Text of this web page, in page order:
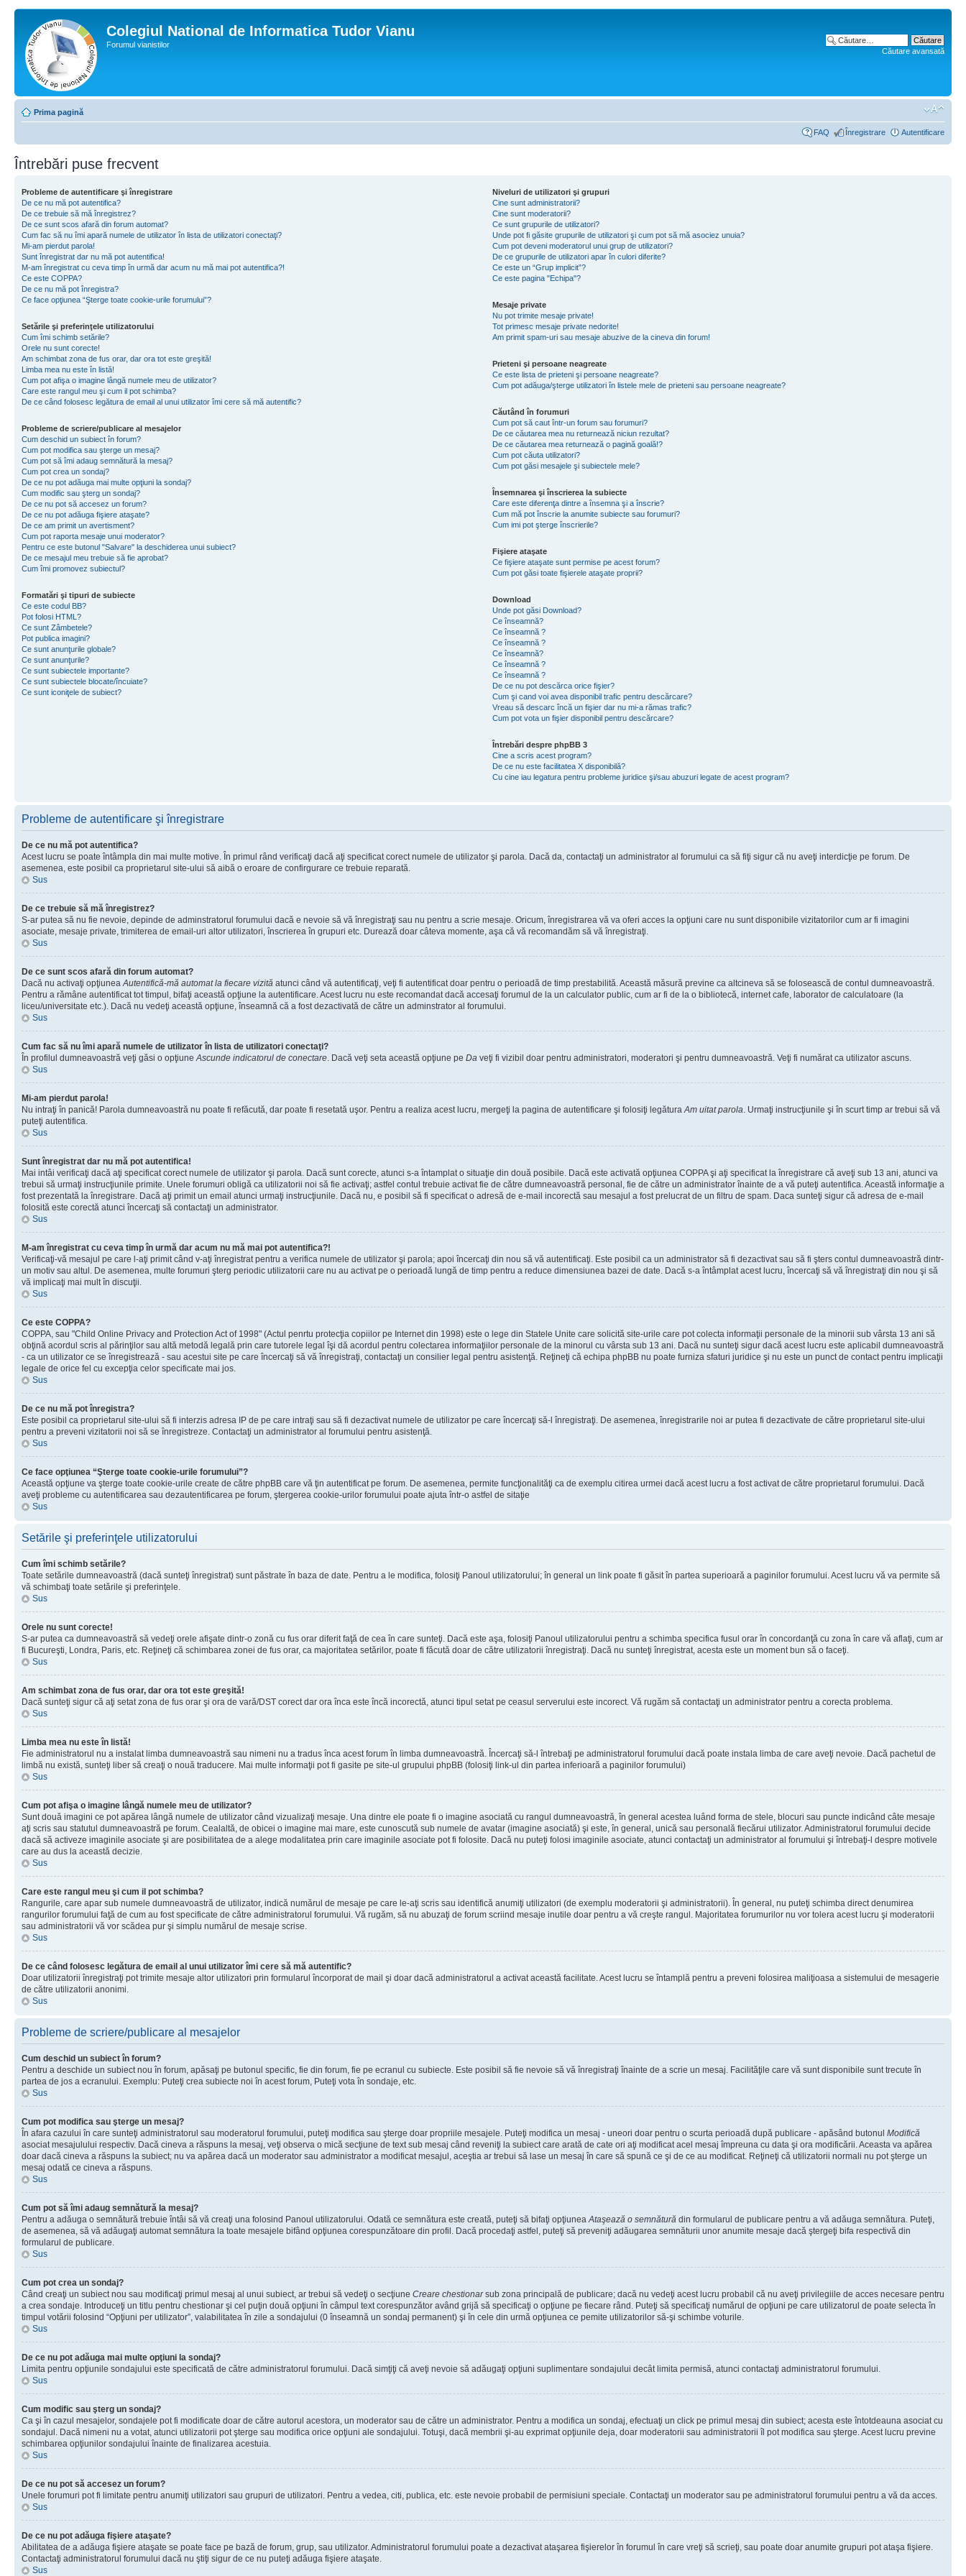
Colegiul National de Informatica Tudor Vianu
Forumul vianistilor
Căutare avansată
Prima pagină
FAQ Înregistrare Autentificare
Întrebări puse frecvent
Probleme de autentificare şi înregistrare
De ce nu mă pot autentifica?
De ce trebuie să mă înregistrez?
De ce sunt scos afară din forum automat?
Cum fac să nu îmi apară numele de utilizator în lista de utilizatori conectaţi?
Mi-am pierdut parola!
Sunt înregistrat dar nu mă pot autentifica!
M-am înregistrat cu ceva timp în urmă dar acum nu mă mai pot autentifica?!
Ce este COPPA?
De ce nu mă pot înregistra?
Ce face opţiunea “Şterge toate cookie-urile forumului”?
Setările şi preferinţele utilizatorului
Cum îmi schimb setările?
Orele nu sunt corecte!
Am schimbat zona de fus orar, dar ora tot este greşită!
Limba mea nu este în listă!
Cum pot afişa o imagine lângă numele meu de utilizator?
Care este rangul meu şi cum il pot schimba?
De ce când folosesc legătura de email al unui utilizator îmi cere să mă autentific?
Probleme de scriere/publicare al mesajelor
Cum deschid un subiect în forum?
Cum pot modifica sau şterge un mesaj?
Cum pot să îmi adaug semnătură la mesaj?
Cum pot crea un sondaj?
De ce nu pot adăuga mai multe opţiuni la sondaj?
Cum modific sau şterg un sondaj?
De ce nu pot să accesez un forum?
De ce nu pot adăuga fişiere ataşate?
De ce am primit un avertisment?
Cum pot raporta mesaje unui moderator?
Pentru ce este butonul "Salvare" la deschiderea unui subiect?
De ce mesajul meu trebuie să fie aprobat?
Cum îmi promovez subiectul?
Formatări şi tipuri de subiecte
Ce este codul BB?
Pot folosi HTML?
Ce sunt Zâmbetele?
Pot publica imagini?
Ce sunt anunţurile globale?
Ce sunt anunţurile?
Ce sunt subiectele importante?
Ce sunt subiectele blocate/încuiate?
Ce sunt iconiţele de subiect?
Niveluri de utilizatori şi grupuri
Cine sunt administratorii?
Cine sunt moderatorii?
Ce sunt grupurile de utilizatori?
Unde pot fi găsite grupurile de utilizatori şi cum pot să mă asociez unuia?
Cum pot deveni moderatorul unui grup de utilizatori?
De ce grupurile de utilizatori apar în culori diferite?
Ce este un “Grup implicit”?
Ce este pagina "Echipa"?
Mesaje private
Nu pot trimite mesaje private!
Tot primesc mesaje private nedorite!
Am primit spam-uri sau mesaje abuzive de la cineva din forum!
Prieteni şi persoane neagreate
Ce este lista de prieteni şi persoane neagreate?
Cum pot adăuga/şterge utilizatori în listele mele de prieteni sau persoane neagreate?
Căutând în forumuri
Cum pot să caut într-un forum sau forumuri?
De ce căutarea mea nu returnează niciun rezultat?
De ce căutarea mea returnează o pagină goală!?
Cum pot căuta utilizatori?
Cum pot găsi mesajele şi subiectele mele?
Însemnarea şi înscrierea la subiecte
Care este diferenţa dintre a însemna şi a înscrie?
Cum mă pot înscrie la anumite subiecte sau forumuri?
Cum imi pot şterge înscrierile?
Fişiere ataşate
Ce fişiere ataşate sunt permise pe acest forum?
Cum pot găsi toate fişierele ataşate proprii?
Download
Unde pot găsi Download?
Ce înseamnă?
Ce înseamnă ?
Ce înseamnă ?
Ce înseamnă?
Ce înseamnă ?
Ce înseamnă ?
De ce nu pot descărca orice fişier?
Cum şi cand voi avea disponibil trafic pentru descărcare?
Vreau să descarc încă un fişier dar nu mi-a rămas trafic?
Cum pot vota un fişier disponibil pentru descărcare?
Întrebări despre phpBB 3
Cine a scris acest program?
De ce nu este facilitatea X disponibilă?
Cu cine iau legatura pentru probleme juridice şi/sau abuzuri legate de acest program?
Probleme de autentificare şi înregistrare
De ce nu mă pot autentifica?
Acest lucru se poate întâmpla din mai multe motive. În primul rând verificaţi dacă aţi specificat corect numele de utilizator şi parola. Dacă da, contactaţi un administrator al forumului ca să fiţi sigur că nu aveţi interdicţie pe forum. De
asemenea, este posibil ca proprietarul site-ului să aibă o eroare de confirgurare ce trebuie reparată.
Sus
De ce trebuie să mă înregistrez?
S-ar putea să nu fie nevoie, depinde de adminstratorul forumului dacă e nevoie să vă înregistraţi sau nu pentru a scrie mesaje. Oricum, înregistrarea vă va oferi acces la opţiuni care nu sunt disponibile vizitatorilor cum ar fi imagini
asociate, mesaje private, trimiterea de email-uri altor utilizatori, înscrierea în grupuri etc. Durează doar câteva momente, aşa că vă recomandăm să vă înregistraţi.
Sus
De ce sunt scos afară din forum automat?
Dacă nu activaţi opţiuneaAutentifică-mă automat la fiecare vizită atunci când vă autentificaţi, veţi fi autentificat doar pentru o perioadă de timp prestabilită. Această măsură previne ca altcineva să se folosească de contul dumneavoastră.
Pentru a rămâne autentificat tot timpul, bifaţi această opţiune la autentificare. Acest lucru nu este recomandat dacă accesaţi forumul de la un calculator public, cum ar fi de la o bibliotecă, internet cafe, laborator de calculatoare (la
liceu/universitate etc.). Dacă nu vedeţi această opţiune, înseamnă că a fost dezactivată de către un adminstrator al forumului.
Sus
Cum fac să nu îmi apară numele de utilizator în lista de utilizatori conectaţi?
În profilul dumneavoastră veţi găsi o opţiuneAscunde indicatorul de conectare. Dacă veţi seta această opţiune pe Da veţi fi vizibil doar pentru administratori, moderatori şi pentru dumneavoastră. Veţi fi numărat ca utilizator ascuns.
Sus
Mi-am pierdut parola!
Nu intraţi în panică! Parola dumneavoastră nu poate fi refăcută, dar poate fi resetată uşor. Pentru a realiza acest lucru, mergeţi la pagina de autentificare şi folosiţi legăturaAm uitat parola. Urmaţi instrucţiunile şi în scurt timp ar trebui să vă
puteţi autentifica.
Sus
Sunt înregistrat dar nu mă pot autentifica!
Mai intâi verificaţi dacă aţi specificat corect numele de utilizator şi parola. Dacă sunt corecte, atunci s-a întamplat o situaţie din două posibile. Dacă este activată opţiunea COPPA şi aţi specificat la înregistrare că aveţi sub 13 ani, atunci va
trebui să urmaţi instrucţiunile primite. Unele forumuri obligă ca utilizatorii noi să fie activaţi; astfel contul trebuie activat fie de către dumneavoastră personal, fie de către un administrator înainte de a vă puteţi autentifica. Această informaţie a
fost prezentată la înregistrare. Dacă aţi primit un email atunci urmaţi instrucţiunile. Dacă nu, e posibil să fi specificat o adresă de e-mail incorectă sau mesajul a fost prelucrat de un filtru de spam. Daca sunteţi sigur că adresa de e-mail
folosită este corectă atunci încercaţi să contactaţi un administrator.
Sus
M-am înregistrat cu ceva timp în urmă dar acum nu mă mai pot autentifica?!
Verificaţi-vă mesajul pe care l-aţi primit când v-aţi înregistrat pentru a verifica numele de utilizator şi parola; apoi încercaţi din nou să vă autentificaţi. Este posibil ca un administrator să fi dezactivat sau să fi şters contul dumneavoastră dintr-
un motiv sau altul. De asemenea, multe forumuri şterg periodic utilizatorii care nu au activat pe o perioadă lungă de timp pentru a reduce dimensiunea bazei de date. Dacă s-a întâmplat acest lucru, încercaţi să vă înregistraţi din nou şi să
vă implicaţi mai mult în discuţii.
Sus
Ce este COPPA?
COPPA, sau "Child Online Privacy and Protection Act of 1998" (Actul penrtu protecţia copiilor pe Internet din 1998) este o lege din Statele Unite care solicită site-urile care pot colecta informaţii personale de la minorii sub vârsta 13 ani să
obţină acordul scris al părinţilor sau altă metodă legală prin care tutorele legal îşi dă acordul pentru colectarea informaţiilor personale de la minorul cu vârsta sub 13 ani. Dacă nu sunteţi sigur dacă acest lucru este aplicabil dumneavoastră
- ca un utilizator ce se înregistrează - sau acestui site pe care încercaţi să vă înregistraţi, contactaţi un consilier legal pentru asistenţă. Reţineţi că echipa phpBB nu poate furniza sfaturi juridice şi nu este un punct de contact pentru implicaţii
legale de orice fel cu excepţia celor specificate mai jos.
Sus
De ce nu mă pot înregistra?
Este posibil ca proprietarul site-ului să fi interzis adresa IP de pe care intraţi sau să fi dezactivat numele de utilizator pe care încercaţi să-l înregistraţi. De asemenea, înregistrarile noi ar putea fi dezactivate de către proprietarul site-ului
pentru a preveni vizitatorii noi să se înregistreze. Contactaţi un administrator al forumului pentru asistenţă.
Sus
Ce face opţiunea “Şterge toate cookie-urile forumului”?
Această opţiune va şterge toate cookie-urile create de către phpBB care vă ţin autentificat pe forum. De asemenea, permite funcţionalităţi ca de exemplu citirea urmei dacă acest lucru a fost activat de către proprietarul forumului. Dacă
aveţi probleme cu autentificarea sau dezautentificarea pe forum, ştergerea cookie-urilor forumului poate ajuta într-o astfel de sitaţie
Sus
Setările şi preferinţele utilizatorului
Cum îmi schimb setările?
Toate setările dumneavoastră (dacă sunteţi înregistrat) sunt păstrate în baza de date. Pentru a le modifica, folosiţi Panoul utilizatorului; în general un link poate fi găsit în partea superioară a paginilor forumului. Acest lucru vă va permite să
vă schimbaţi toate setările şi preferinţele.
Sus
Orele nu sunt corecte!
S-ar putea ca dumneavoastră să vedeţi orele afişate dintr-o zonă cu fus orar diferit faţă de cea în care sunteţi. Dacă este aşa, folosiţi Panoul utilizatorului pentru a schimba specifica fusul orar în concordanţă cu zona în care vă aflaţi, cum ar
fi Bucureşti, Londra, Paris, etc. Reţineţi că schimbarea zonei de fus orar, ca majoritatea setărilor, poate fi făcută doar de către utilizatorii înregistraţi. Dacă nu sunteţi înregistrat, acesta este un moment bun să o faceţi.
Sus
Am schimbat zona de fus orar, dar ora tot este greşită!
Dacă sunteţi sigur că aţi setat zona de fus orar şi ora de vară/DST corect dar ora înca este încă incorectă, atunci tipul setat pe ceasul serverului este incorect. Vă rugăm să contactaţi un administrator pentru a corecta problema.
Sus
Limba mea nu este în listă!
Fie administratorul nu a instalat limba dumneavoastră sau nimeni nu a tradus înca acest forum în limba dumneavoastră. Încercaţi să-l întrebaţi pe administratorul forumului dacă poate instala limba de care aveţi nevoie. Dacă pachetul de
limbă nu există, sunteţi liber să creaţi o nouă traducere. Mai multe informaţii pot fi gasite pe site-ul grupului phpBB (folosiţi link-ul din partea inferioară a paginilor forumului)
Sus
Cum pot afişa o imagine lângă numele meu de utilizator?
Sunt două imagini ce pot apărea lângă numele de utilizator când vizualizaţi mesaje. Una dintre ele poate fi o imagine asociată cu rangul dumneavoastră, în general acestea luând forma de stele, blocuri sau puncte indicând câte mesaje
aţi scris sau statutul dumneavoastră pe forum. Cealaltă, de obicei o imagine mai mare, este cunoscută sub numele de avatar (imagine asociată) şi este, în general, unică sau personală fiecărui utilizator. Administratorul forumului decide
dacă să activeze imaginile asociate şi are posibilitatea de a alege modalitatea prin care imaginile asociate pot fi folosite. Dacă nu puteţi folosi imaginile asociate, atunci contactaţi un administrator al forumului şi întrebaţi-l despre motivele
care au dus la această decizie.
Sus
Care este rangul meu şi cum il pot schimba?
Rangurile, care apar sub numele dumneavoastră de utilizator, indică numărul de mesaje pe care le-aţi scris sau identifică anumiţi utilizatori (de exemplu moderatorii şi administratorii). În general, nu puteţi schimba direct denumirea
rangurilor forumului faţă de cum au fost specificate de către administratorul forumului. Vă rugăm, să nu abuzaţi de forum scriind mesaje inutile doar pentru a vă creşte rangul. Majoritatea forumurilor nu vor tolera acest lucru şi moderatorii
sau administratorii vă vor scădea pur şi simplu numărul de mesaje scrise.
Sus
De ce când folosesc legătura de email al unui utilizator îmi cere să mă autentific?
Doar utilizatorii înregistraţi pot trimite mesaje altor utilizatori prin formularul încorporat de mail şi doar dacă administratorul a activat această facilitate. Acest lucru se întamplă pentru a preveni folosirea maliţioasa a sistemului de mesagerie
de către utilizatorii anonimi.
Sus
Probleme de scriere/publicare al mesajelor
Cum deschid un subiect în forum?
Pentru a deschide un subiect nou în forum, apăsaţi pe butonul specific, fie din forum, fie pe ecranul cu subiecte. Este posibil să fie nevoie să vă înregistraţi înainte de a scrie un mesaj. Facilităţile care vă sunt disponibile sunt trecute în
partea de jos a ecranului. Exemplu: Puteţi crea subiecte noi în acest forum, Puteţi vota în sondaje, etc.
Sus
Cum pot modifica sau şterge un mesaj?
În afara cazului în care sunteţi administratorul sau moderatorul forumului, puteţi modifica sau şterge doar propriile mesajele. Puteţi modifica un mesaj - uneori doar pentru o scurta perioadă după publicare - apăsând butonul Modifică
asociat mesajulului respectiv. Dacă cineva a răspuns la mesaj, veţi observa o mică secţiune de text sub mesaj când reveniţi la subiect care arată de cate ori aţi modificat acel mesaj împreuna cu data şi ora modificării. Aceasta va apărea
doar dacă cineva a răspuns la subiect; nu va apărea dacă un moderator sau administrator a modificat mesajul, aceştia ar trebui să lase un mesaj în care să spună ce şi de ce au modificat. Reţineţi că utilizatorii normali nu pot şterge un
mesaj odată ce cineva a răspuns.
Sus
Cum pot să îmi adaug semnătură la mesaj?
Pentru a adăuga o semnătură trebuie întâi să vă creaţi una folosind Panoul utilizatorului. Odată ce semnătura este creată, puteţi să bifaţi opţiuneaAtaşează o semnătură din formularul de publicare pentru a vă adăuga semnătura. Puteţi,
de asemenea, să vă adăugaţi automat semnătura la toate mesajele bifând opţiunea corespunzătoare din profil. Dacă procedaţi astfel, puteţi să preveniţi adăugarea semnăturii unor anumite mesaje dacă ştergeţi bifa respectivă din
formularul de publicare.
Sus
Cum pot crea un sondaj?
Când creaţi un subiect nou sau modificaţi primul mesaj al unui subiect, ar trebui să vedeţi o secţiune Creare chestionarsub zona principală de publicare; dacă nu vedeţi acest lucru probabil că nu aveţi privilegiile de acces necesare pentru
a crea sondaje. Introduceţi un titlu pentru chestionar şi cel puţin două opţiuni în câmpul text corespunzător având grijă să specificaţi o opţiune pe fiecare rând. Puteţi să specificaţi numărul de opţiuni pe care utilizatorul de poate selecta în
timpul votării folosind “Opţiuni per utilizator”, valabilitatea în zile a sondajului (0 înseamnă un sondaj permanent) şi în cele din urmă opţiunea ce pemite utilizatorilor să-şi schimbe voturile.
Sus
De ce nu pot adăuga mai multe opţiuni la sondaj?
Limita pentru opţiunile sondajului este specificată de către administratorul forumului. Dacă simţiţi că aveţi nevoie să adăugaţi opţiuni suplimentare sondajului decât limita permisă, atunci contactaţi administratorul forumului.
Sus
Cum modific sau şterg un sondaj?
Ca şi în cazul mesajelor, sondajele pot fi modificate doar de către autorul acestora, un moderator sau de către un administrator. Pentru a modifica un sondaj, efectuaţi un click pe primul mesaj din subiect; acesta este întotdeauna asociat cu
sondajul. Dacă nimeni nu a votat, atunci utilizatorii pot şterge sau modifica orice opţiuni ale sondajului. Totuşi, dacă membrii şi-au exprimat opţiunile deja, doar moderatorii sau administratorii îl pot modifica sau şterge. Acest lucru previne
schimbarea opţiunilor sondajului înainte de finalizarea acestuia.
Sus
De ce nu pot să accesez un forum?
Unele forumuri pot fi limitate pentru anumiţi utilizatori sau grupuri de utilizatori. Pentru a vedea, citi, publica, etc. este nevoie probabil de permisiuni speciale. Contactaţi un moderator sau pe administratorul forumului pentru a vă da acces.
Sus
De ce nu pot adăuga fişiere ataşate?
Abilitatea de a adăuga fişiere ataşate se poate face pe bază de forum, grup, sau utilizator. Administratorul forumului poate a dezactivat ataşarea fişierelor în forumul în care vreţi să scrieţi, sau poate doar anumite grupuri pot ataşa fişiere.
Contactaţi administratorul forumului dacă nu ştiţi sigur de ce nu puteţi adăuga fişiere ataşate.
Sus